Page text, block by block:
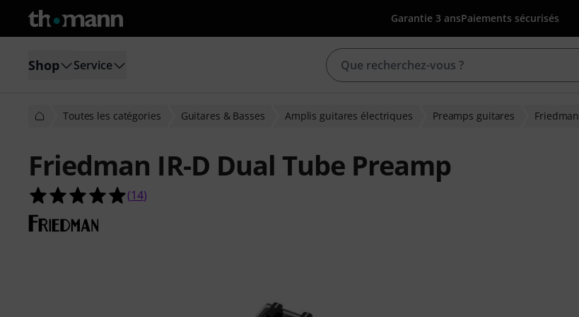
Garantie 3 ansPaiements sécurisés
Shop Service
Toutes les catégories Guitares & Basses Amplis guitares électriques Preamps guitares Friedman
Friedman IR-D Dual Tube Preamp
4.9 étoiles sur 5 d'après 14 évaluations clients
(14)